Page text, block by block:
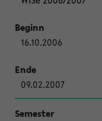
16.10.2006
09.02.2007